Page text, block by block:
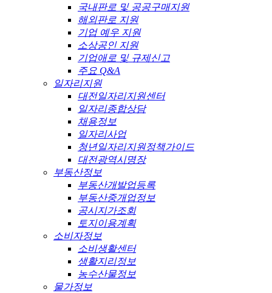
국내판로 및 공공구매지원
해외판로 지원
기업 예우 지원
소상공인 지원
기업애로 및 규제신고
주요 Q&A
일자리지원
대전일자리지원센터
일자리종합상담
채용정보
일자리사업
청년일자리지원정책가이드
대전광역시명장
부동산정보
부동산개발업등록
부동산중개업정보
공시지가조회
토지이용계획
소비자정보
소비생활센터
생활지리정보
농수산물정보
물가정보